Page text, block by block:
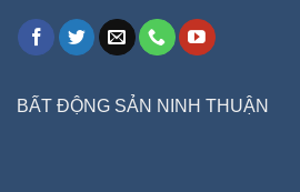
BẤT ĐỘNG SẢN NINH THUẬN